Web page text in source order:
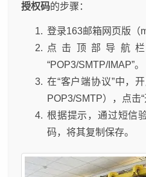
授权码的步骤：
登录163邮箱网页版（
点击顶部导航
“POP3/SMTP/IMAP”。
在“客户端协议”中，
POP3/SMTP），点击“
根据提示，通过短信
码，将其复制保存。